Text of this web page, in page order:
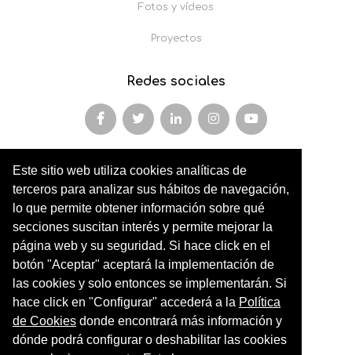
Este sitio web utiliza cookies analíticas de
terceros para analizar sus hábitos de navegación,
lo que permite obtener información sobre qué
secciones suscitan interés y permite mejorar la
página web y su seguridad. Si hace click en el
botón "Aceptar" aceptará la implementación de
las cookies y solo entonces se implementarán. Si
hace click en "Configurar" accederá a la Política
de Cookies donde encontrará más información y
dónde podrá configurar o deshabilitar las cookies
Fotos y vídeos
Proyectos
Redes sociales
Miembro y colaborador de
AFOPA
Arqueonet
CER ARTIC
Institut de Cultures Americanes Antigues
Sociedad Geográfica Española